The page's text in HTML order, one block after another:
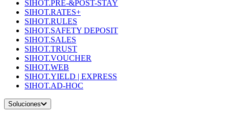
SIHOT.PRE-&POST-STAY
SIHOT.RATES+
SIHOT.RULES
SIHOT.SAFETY DEPOSIT
SIHOT.SALES
SIHOT.TRUST
SIHOT.VOUCHER
SIHOT.WEB
SIHOT.YIELD | EXPRESS
SIHOT.AD-HOC
Soluciones